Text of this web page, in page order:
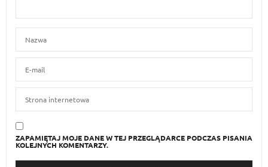
ZAPAMIĘTAJ MOJE DANE W TEJ PRZEGLĄDARCE PODCZAS PISANIA
KOLEJNYCH KOMENTARZY.